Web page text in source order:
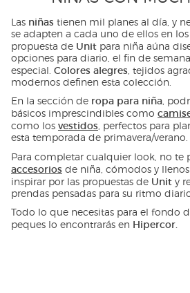
Las niñas tienen mil planes al día, y
se adapten a cada uno de ellos en
propuesta de Unit para niña aúna
opciones para diario, el fin de
especial. Colores alegres , tejidos
modernos definen esta colección.
En la sección de ropa para niña,
básicos imprescindibles como
como los vestidos, perfectos para
esta temporada de primavera/verano.
Para completar cualquier look, no te
accesorios de niña, cómodos y
inspirar por las propuestas de Unit y
prendas pensadas para su ritmo
Todo lo que necesitas para el fondo
peques lo encontrarás en Hipercor.